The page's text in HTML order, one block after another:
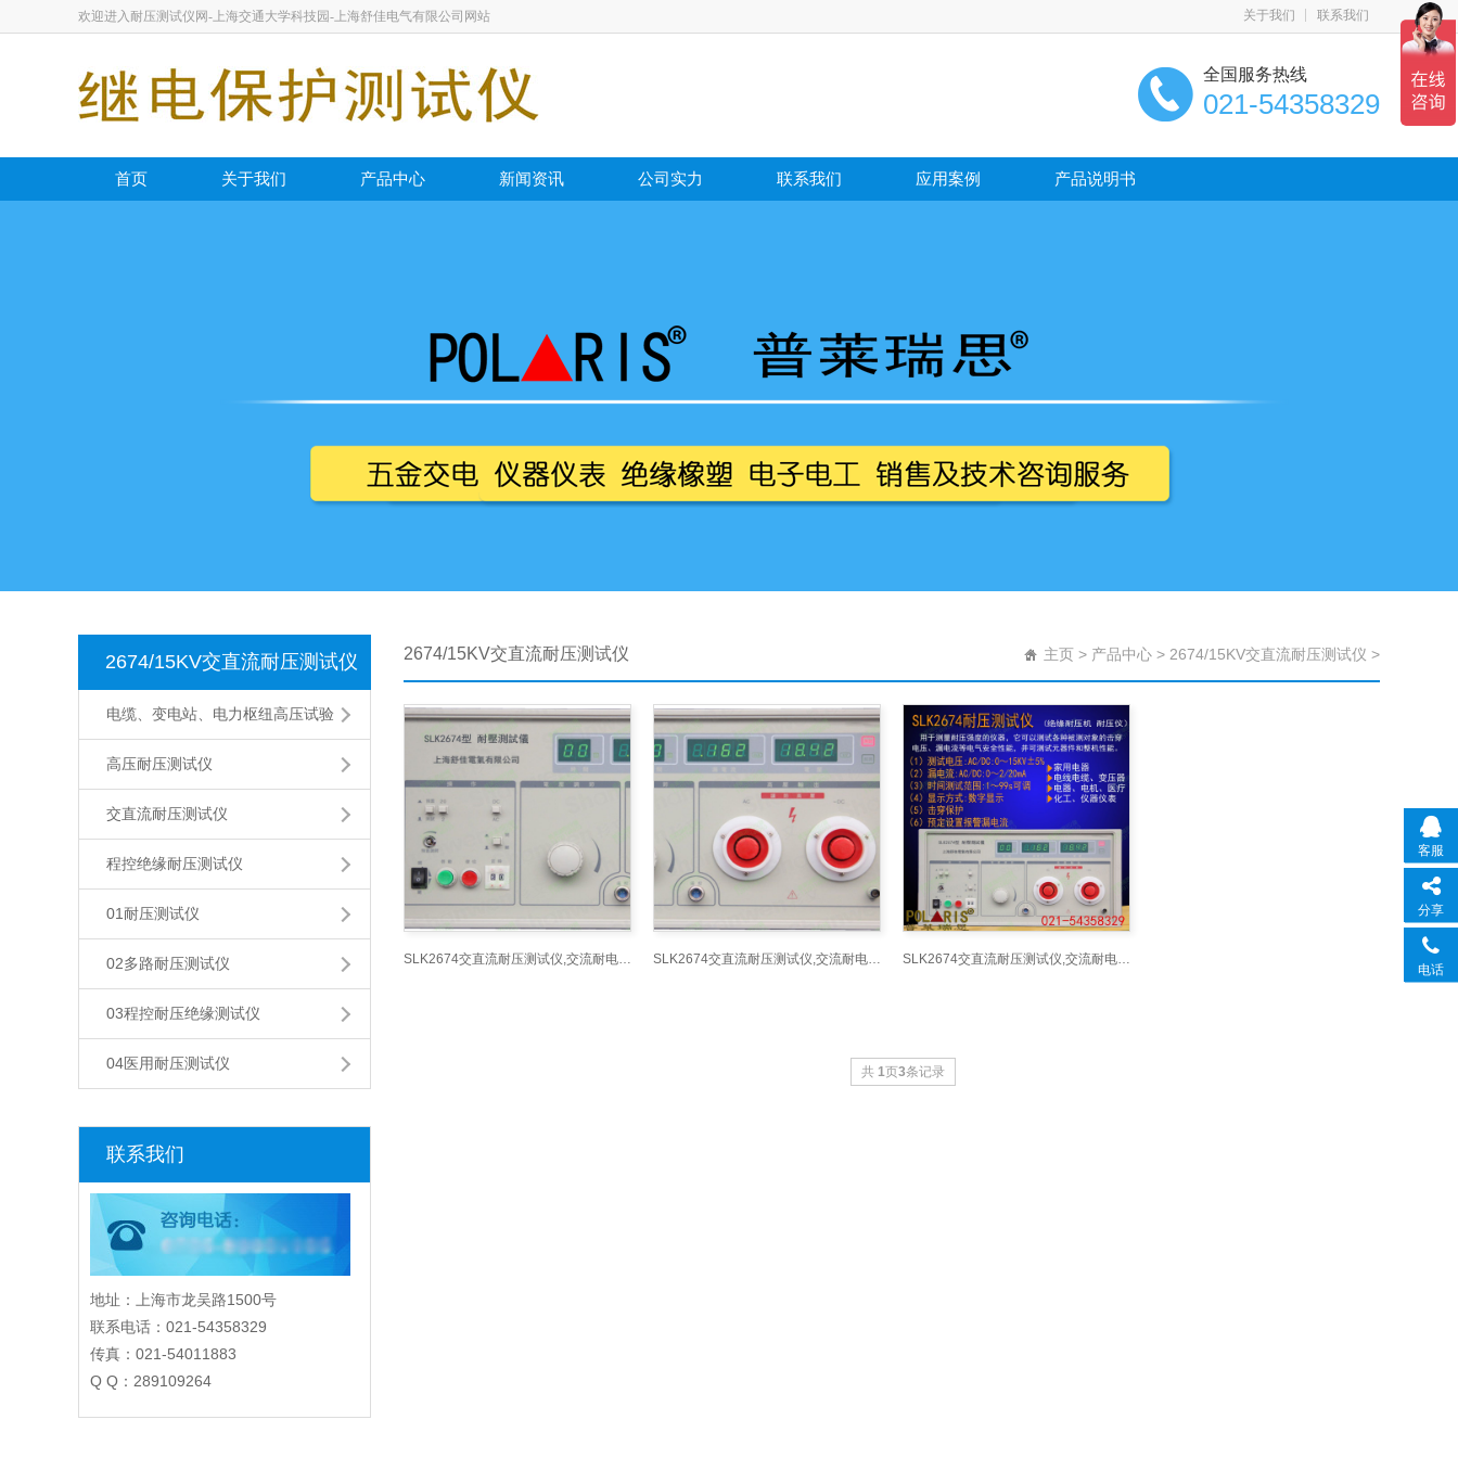
欢迎进入耐压测试仪网-上海交通大学科技园-上海舒佳电气有限公司网站 关于我们 联系我们
全国服务热线
021-54358329
首页 关于我们 产品中心 新闻资讯 公司实力 联系我们 应用案例 产品说明书
2674/15KV交直流耐压测试仪
电缆、变电站、电力枢纽高压试验
高压耐压测试仪
交直流耐压测试仪
程控绝缘耐压测试仪
01耐压测试仪
02多路耐压测试仪
03程控耐压绝缘测试仪
04医用耐压测试仪
联系我们
地址：上海市龙吴路1500号
联系电话：021-54358329
传真：021-54011883
Q Q：289109264
2674/15KV交直流耐压测试仪 主页 > 产品中心 > 2674/15KV交直流耐压测试仪 >
SLK2674交直流耐压测试仪,交流耐电压测试仪1 SLK2674交直流耐压测试仪,交流耐电压测试仪3 SLK2674交直流耐压测试仪,交流耐电压测试仪4
共 1页3条记录
客服
分享
电话